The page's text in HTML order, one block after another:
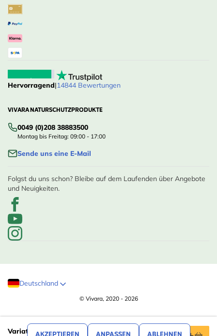
Variationspaket mit 3 Sorten Energiekuchen a
Hervorragend|14844 Bewertungen
VIVARA NATURSCHUTZPRODUKTE
0049 (0)208 38883500
Montag bis Freitag: 09:00 - 17:00
Sende uns eine E-Mail
Folgst du uns schon? Bleibe auf dem Laufenden über Angebote
und Neuigkeiten.
Deutschland
© Vivara, 2020 - 2026